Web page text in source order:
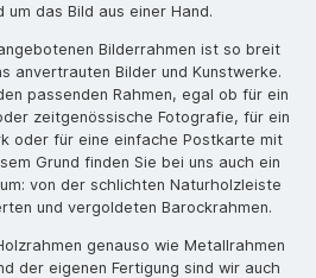
um das Bild aus einer Hand.
Bilderrahmen ist so breit
anvertrauten Bilder und Kunstwerke.
passenden Rahmen, egal ob für ein
zeitgenössische Fotografie, für ein
oder für eine einfache Postkarte mit
Grund finden Sie bei uns auch ein
von der schlichten Naturholzleiste
und vergoldeten Barockrahmen.
genauso wie Metallrahmen
der eigenen Fertigung sind wir auch